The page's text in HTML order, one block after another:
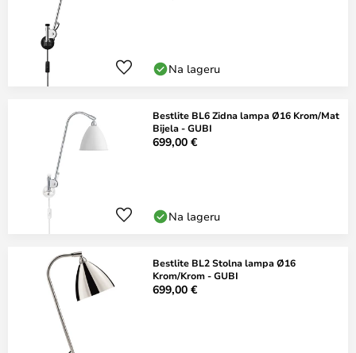
Na lageru
Bestlite BL6 Zidna lampa Ø16 Krom/Mat
Bijela - GUBI
699,00 €
Na lageru
Bestlite BL2 Stolna lampa Ø16
Krom/Krom - GUBI
699,00 €